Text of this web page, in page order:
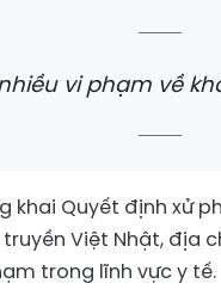
vi phạm về
khai Quyết định xử
Việt Nhật, địa
trong lĩnh vực y tế.